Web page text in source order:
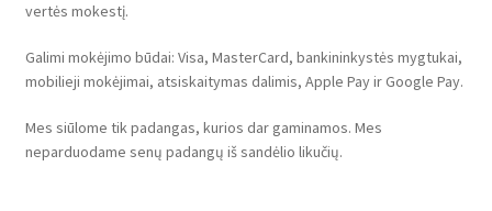
vertės mokestį.
Galimi mokėjimo būdai: Visa, MasterCard, bankininkystės mygtukai,
mobilieji mokėjimai, atsiskaitymas dalimis, Apple Pay ir Google Pay.
Mes siūlome tik padangas, kurios dar gaminamos. Mes
neparduodame senų padangų iš sandėlio likučių.